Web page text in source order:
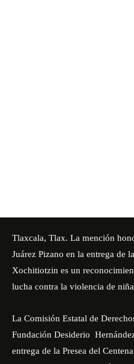
Tlaxcala, Tlax. La mención
Juárez Pizano en la entrega de
Xochitiotzin es un
lucha contra la violencia de
La Comisión Estatal de
Fundación Desiderio
entrega de la Presea del